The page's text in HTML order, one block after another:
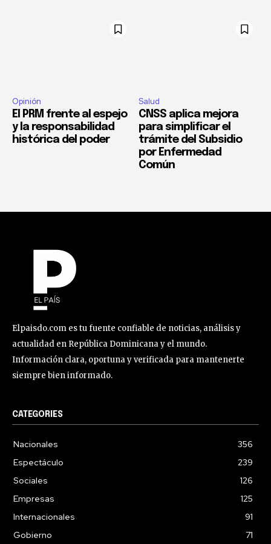
Opinión
El PRM frente al espejo
y la responsabilidad
histórica del poder
Salud
CNSS aplica mejora
para simplificar el
trámite del Subsidio
por Enfermedad
Común
Elpaisdo.com es tu fuente confiable de noticias, análisis y
actualidad en República Dominicana y el mundo.
Información clara, oportuna y verificada para mantenerte
siempre bien informado.
CATEGORIES
Nacionales
356
Espectáculo
239
Sociales
126
Empresas
125
Internacionales
91
Gobierno
71